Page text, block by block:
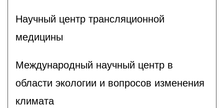
Научный центр трансляционной
медицины
Международный научный центр в
области экологии и вопросов изменения
климата